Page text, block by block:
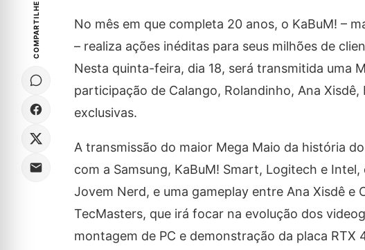
COMPARTILHE
No mês em que completa 20 anos, o KaBuM! –
– realiza ações inéditas para seus milhões de
Nesta quinta-feira, dia 18, será transmitida uma
participação de Calango, Rolandinho, Ana
exclusivas.
A transmissão do maior Mega Maio da história
com a Samsung, KaBuM! Smart, Logitech e
Jovem Nerd, e uma gameplay entre Ana Xisdê
TecMasters, que irá focar na evolução dos
montagem de PC e demonstração da placa RTX